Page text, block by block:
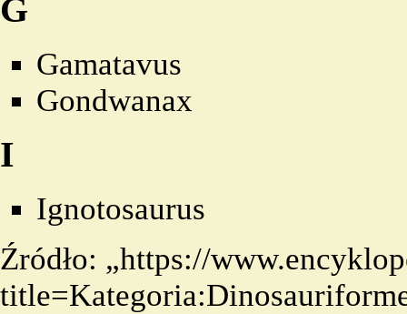
G
Gamatavus
Gondwanax
I
Ignotosaurus
Źródło: „https://